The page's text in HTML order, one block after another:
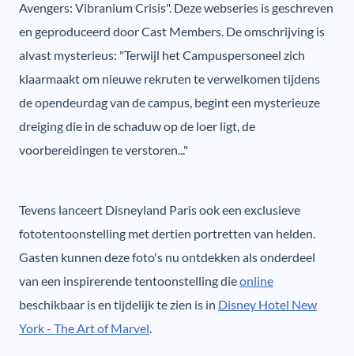
Avengers: Vibranium Crisis". Deze webseries is geschreven
en geproduceerd door Cast Members. De omschrijving is
alvast mysterieus: "Terwijl het Campuspersoneel zich
klaarmaakt om nieuwe rekruten te verwelkomen tijdens
de opendeurdag van de campus, begint een mysterieuze
dreiging die in de schaduw op de loer ligt, de
voorbereidingen te verstoren..."
Tevens lanceert Disneyland Paris ook een exclusieve
fototentoonstelling met dertien portretten van helden.
Gasten kunnen deze foto's nu ontdekken als onderdeel
van een inspirerende tentoonstelling dieonline
beschikbaar is en tijdelijk te zien is in Disney Hotel New
York - The Art of Marvel.